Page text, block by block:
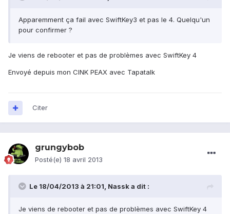
Apparemment ça fail avec SwiftKey3 et pas le 4. Quelqu'un
pour confirmer ?
Je viens de rebooter et pas de problèmes avec SwiftKey 4
Envoyé depuis mon CINK PEAX avec Tapatalk
Citer
grungybob
Posté(e) 18 avril 2013
Le 18/04/2013 à 21:01, Nassk a dit :
Je viens de rebooter et pas de problèmes avec SwiftKey 4